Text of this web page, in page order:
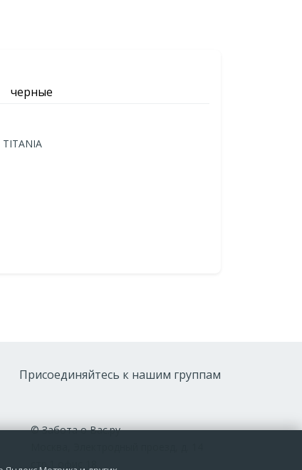
черные
TITANIA
Присоединяйтесь к нашим группам
© Забота о Вас.ру
стр.1 офис 18